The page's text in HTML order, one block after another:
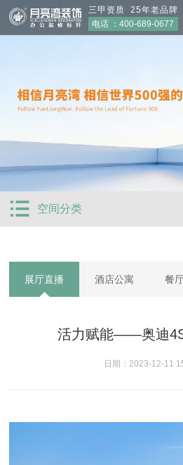
三甲资质 25年老品牌
电话 ：400-689-0677
空间分类
展厅直播 酒店公寓 餐
活力赋能——奥迪
日期：2023-12-11